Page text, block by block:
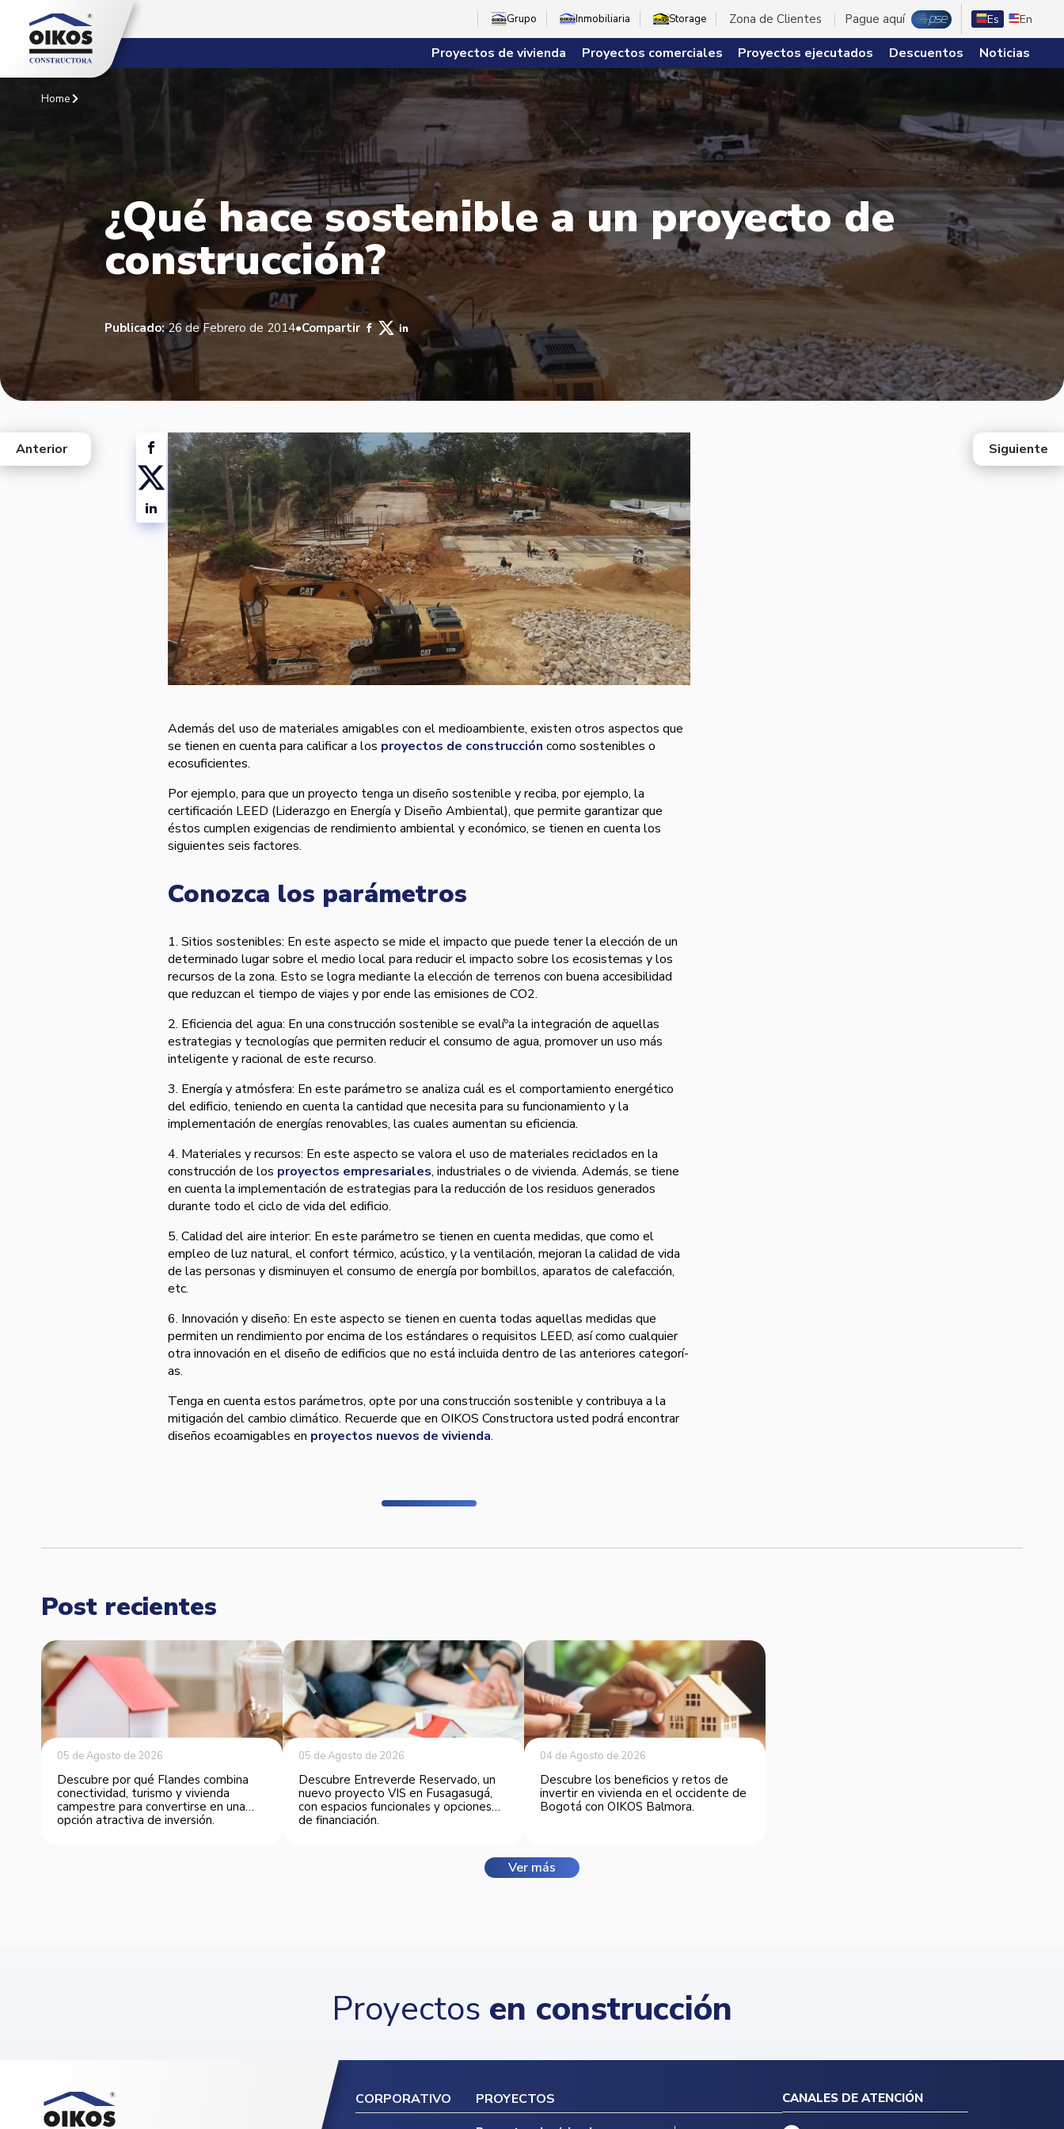
Grupo Inmobiliaria Storage Zona de Clientes Pague aquí Es En
Proyectos de vivienda Proyectos comerciales Proyectos ejecutados Descuentos Noticias
Home
¿Qué hace sostenible a un proyecto de
construcción?
Publicado:26 de Febrero de 2014•Compartir
Además del uso de materiales amigables con el medioambiente, existen otros aspectos que
se tienen en cuenta para calificar a los proyectos de construcción como sostenibles o
ecosuficientes.
Por ejemplo, para que un proyecto tenga un diseño sostenible y reciba, por ejemplo, la
certificación LEED (Liderazgo en Energí­a y Diseño Ambiental), que permite garantizar que
éstos cumplen exigencias de rendimiento ambiental y económico, se tienen en cuenta los
siguientes seis factores.
Conozca los parámetros
1. Sitios sostenibles: En este aspecto se mide el impacto que puede tener la elección de un
determinado lugar sobre el medio local para reducir el impacto sobre los ecosistemas y los
recursos de la zona. Esto se logra mediante la elección de terrenos con buena accesibilidad
que reduzcan el tiempo de viajes y por ende las emisiones de CO2.
2. Eficiencia del agua: En una construcción sostenible se evalíºa la integración de aquellas
estrategias y tecnologí­as que permiten reducir el consumo de agua, promover un uso más
inteligente y racional de este recurso.
3. Energí­a y atmósfera: En este parámetro se analiza cuál es el comportamiento energético
del edificio, teniendo en cuenta la cantidad que necesita para su funcionamiento y la
implementación de energí­as renovables, las cuales aumentan su eficiencia.
4. Materiales y recursos: En este aspecto se valora el uso de materiales reciclados en la
construcción de los proyectos empresariales, industriales o de vivienda. Además, se tiene
en cuenta la implementación de estrategias para la reducción de los residuos generados
durante todo el ciclo de vida del edificio.
5. Calidad del aire interior: En este parámetro se tienen en cuenta medidas, que como el
empleo de luz natural, el confort térmico, acústico, y la ventilación, mejoran la calidad de vida
de las personas y disminuyen el consumo de energí­a por bombillos, aparatos de calefacción,
etc.
6. Innovación y diseño: En este aspecto se tienen en cuenta todas aquellas medidas que
permiten un rendimiento por encima de los estándares o requisitos LEED, así­ como cualquier
otra innovación en el diseño de edificios que no está incluida dentro de las anteriores categorí­
as.
Tenga en cuenta estos parámetros, opte por una construcción sostenible y contribuya a la
mitigación del cambio climático. Recuerde que en OIKOS Constructora usted podrá encontrar
diseños ecoamigables en proyectos nuevos de vivienda.
west
Anterior Siguiente
Post recientes
05 de Agosto de 2026
Descubre por qué Flandes combina
conectividad, turismo y vivienda
campestre para convertirse en una
opción atractiva de inversión.
05 de Agosto de 2026
Descubre Entreverde Reservado, un
nuevo proyecto VIS en Fusagasugá,
con espacios funcionales y opciones
de financiación.
04 de Agosto de 2026
Descubre los beneficios y retos de
invertir en vivienda en el occidente de
Bogotá con OIKOS Balmora.
Ver más
Proyectos en construcción
CORPORATIVO PROYECTOS CANALES DE ATENCIÓN